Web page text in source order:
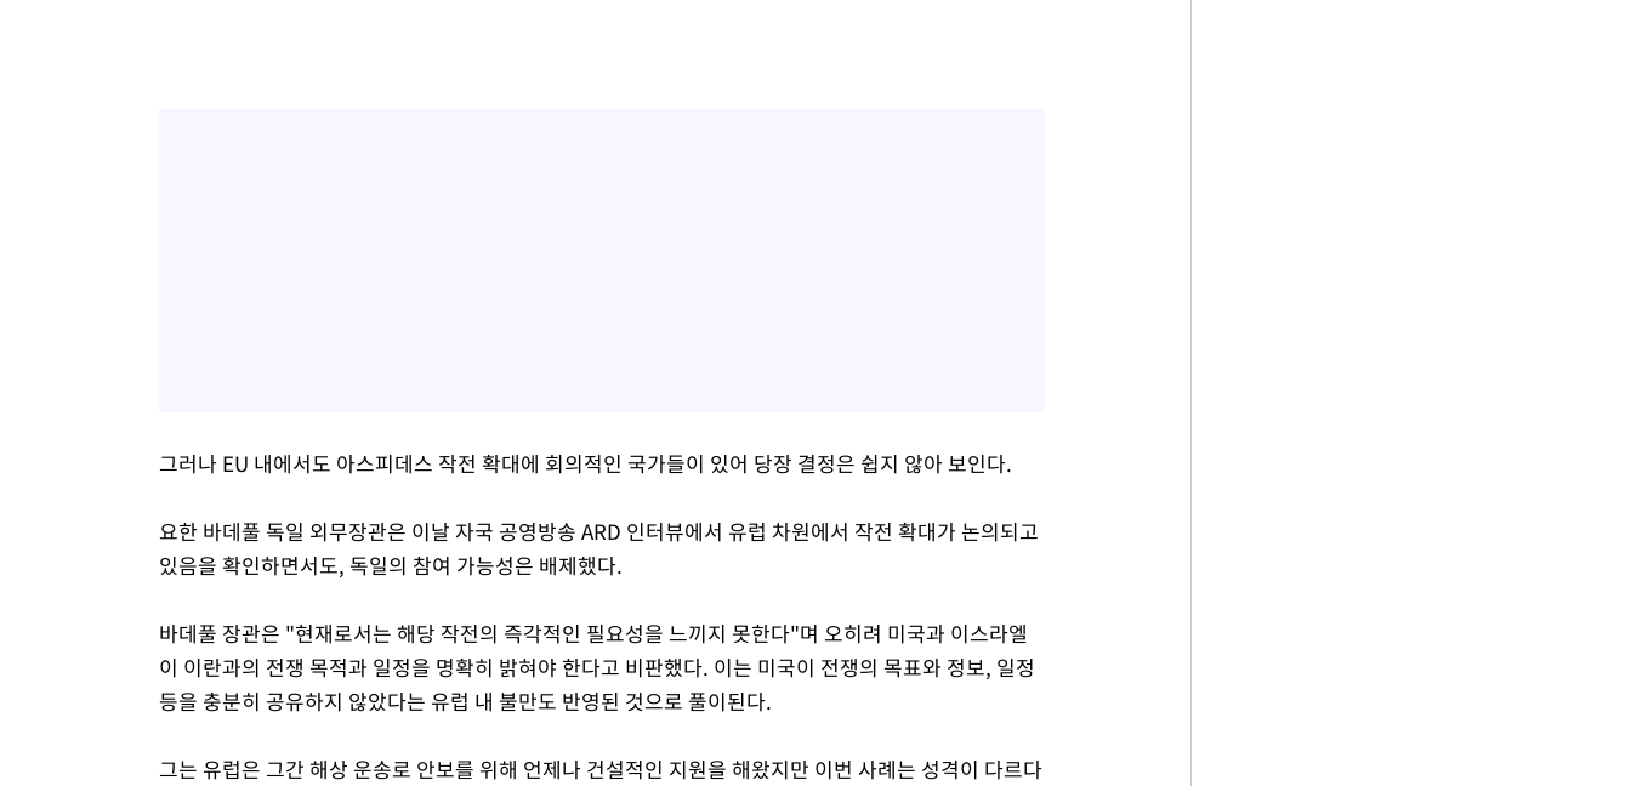
그러나 EU 내에서도 아스피데스 작전 확대에 회의적인 국가들이 있어 당장 결정은 쉽지 않아 보인다.
요한 바데풀 독일 외무장관은 이날 자국 공영방송 ARD 인터뷰에서 유럽 차원에서 작전 확대가 논의되고
있음을 확인하면서도, 독일의 참여 가능성은 배제했다.
바데풀 장관은 "현재로서는 해당 작전의 즉각적인 필요성을 느끼지 못한다"며 오히려 미국과 이스라엘
이 이란과의 전쟁 목적과 일정을 명확히 밝혀야 한다고 비판했다. 이는 미국이 전쟁의 목표와 정보, 일정
등을 충분히 공유하지 않았다는 유럽 내 불만도 반영된 것으로 풀이된다.
그는 유럽은 그간 해상 운송로 안보를 위해 언제나 건설적인 지원을 해왔지만 이번 사례는 성격이 다르다